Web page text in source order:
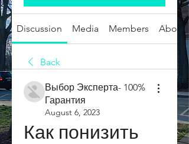
Discussion Media Members About
Back
Выбор Эксперта- 100%
Гарантия
August 6, 2023
Как понизить